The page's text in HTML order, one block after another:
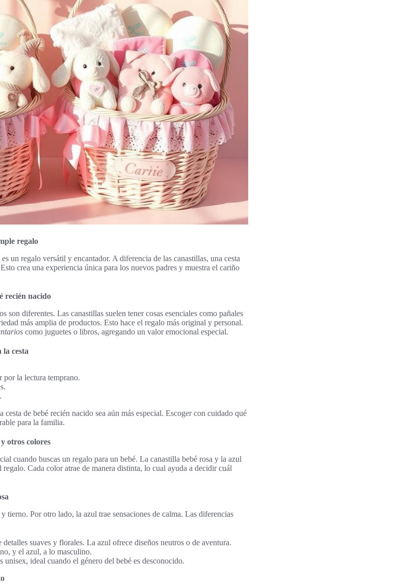
regalo
un regalo versátil y encantador. A diferencia de las canastillas, una cesta
crea una experiencia única para los nuevos padres y muestra el cariño
recién nacido
son diferentes. Las canastillas suelen tener cosas esenciales como pañales
más amplia de productos. Esto hace el regalo más original y personal.
como juguetes o libros, agregando un valor emocional especial.
cesta
por la lectura temprano.
cesta de bebé recién nacido sea aún más especial. Escoger con cuidado qué
para la familia.
otros colores
cuando buscas un regalo para un bebé. La canastilla bebé rosa y la azul
Cada color atrae de manera distinta, lo cual ayuda a decidir cuál
tierno. Por otro lado, la azul trae sensaciones de calma. Las diferencias
suaves y florales. La azul ofrece diseños neutros o de aventura.
y el azul, a lo masculino.
unisex, ideal cuando el género del bebé es desconocido.